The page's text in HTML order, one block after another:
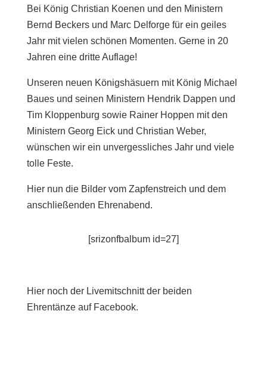
Bei König Christian Koenen und den Ministern
Bernd Beckers und Marc Delforge für ein geiles
Jahr mit vielen schönen Momenten. Gerne in 20
Jahren eine dritte Auflage!
Unseren neuen Königshäsuern mit König Michael
Baues und seinen Ministern Hendrik Dappen und
Tim Kloppenburg sowie Rainer Hoppen mit den
Ministern Georg Eick und Christian Weber,
wünschen wir ein unvergessliches Jahr und viele
tolle Feste.
Hier nun die Bilder vom Zapfenstreich und dem
anschließenden Ehrenabend.
[srizonfbalbum id=27]
Hier noch der Livemitschnitt der beiden
Ehrentänze auf Facebook.